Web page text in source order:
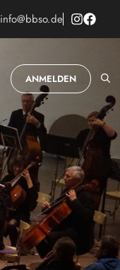
info@bbso.de
ANMELDEN